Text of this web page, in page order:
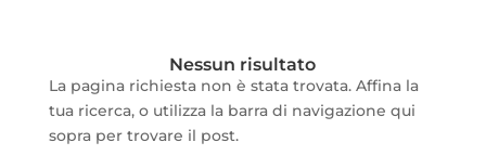
Nessun risultato
La pagina richiesta non è stata trovata. Affina la
tua ricerca, o utilizza la barra di navigazione qui
sopra per trovare il post.